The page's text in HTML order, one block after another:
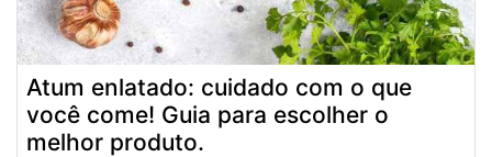
Atum enlatado: cuidado com o que
você come! Guia para escolher o
melhor produto.